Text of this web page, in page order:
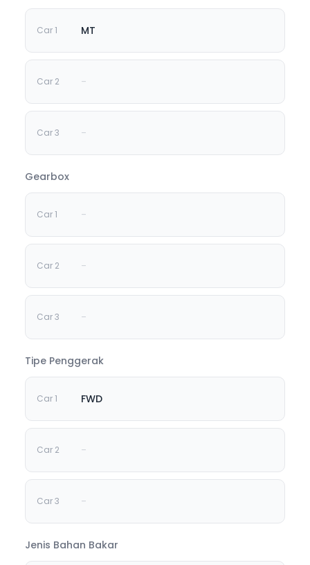
MT
-
-
Gearbox
-
-
-
Tipe Penggerak
FWD
-
-
Jenis Bahan Bakar